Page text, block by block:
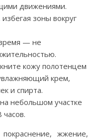
движениями.
зоны вокруг
— не
кожу полотенцем
крем,
и спирта.
небольшом участке
жжение,